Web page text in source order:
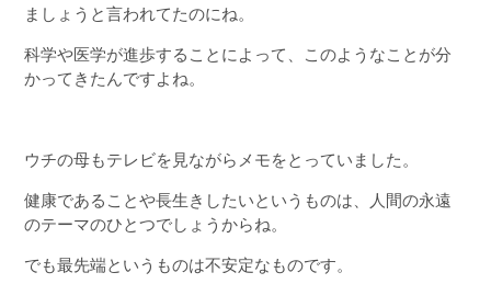
ましょうと言われてたのにね。
科学や医学が進歩することによって、このようなことが分
かってきたんですよね。
ウチの母もテレビを見ながらメモをとっていました。
健康であることや長生きしたいというものは、人間の永遠
のテーマのひとつでしょうからね。
でも最先端というものは不安定なものです。